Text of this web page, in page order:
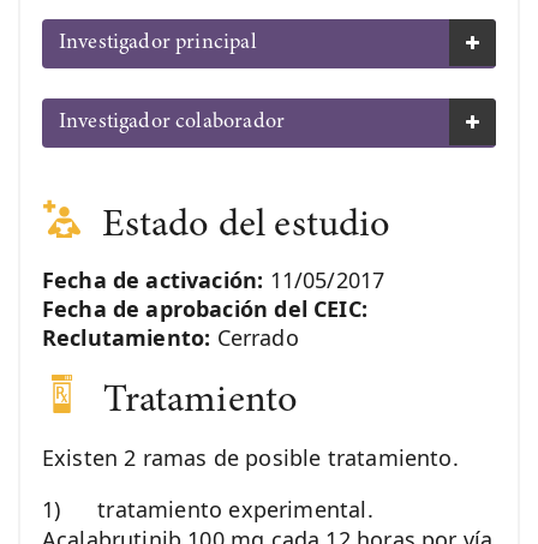
Investigador principal
Investigador colaborador
Estado del estudio
Fecha de activación: 11/05/2017
Fecha de aprobación del CEIC:
Reclutamiento: Cerrado
Tratamiento
Existen 2 ramas de posible tratamiento.
1) tratamiento experimental.